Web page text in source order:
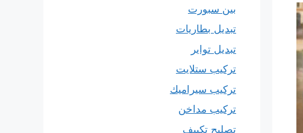
بين سبورت
تبديل بطاريات
تبديل تواير
تركيب ستلايت
تركيب سيراميك
تركيب مداخن
تصليح تكييف